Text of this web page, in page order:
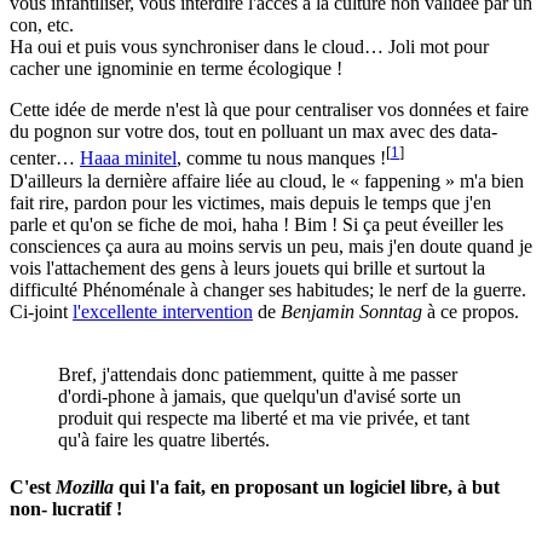
con, etc.
Ha oui et puis vous synchroniser dans le cloud… Joli mot pour
cacher une ignominie en terme écologique !
Cette idée de merde n'est là que pour centraliser vos données et faire
du pognon sur votre dos, tout en polluant un max avec des data-
center… Haaa minitel, comme tu nous manques ![1]
D'ailleurs la dernière affaire liée au cloud, le « fappening » m'a bien
fait rire, pardon pour les victimes, mais depuis le temps que j'en
parle et qu'on se fiche de moi, haha ! Bim ! Si ça peut éveiller les
consciences ça aura au moins servis un peu, mais j'en doute quand je
vois l'attachement des gens à leurs jouets qui brille et surtout la
difficulté Phénoménale à changer ses habitudes; le nerf de la guerre.
Ci-joint l'excellente intervention de Benjamin Sonntag à ce propos.
Bref, j'attendais donc patiemment, quitte à me passer
d'ordi-phone à jamais, que quelqu'un d'avisé sorte un
produit qui respecte ma liberté et ma vie privée, et tant
qu'à faire les quatre libertés.
C'est Mozilla qui l'a fait, en proposant un logiciel libre, à but
non- lucratif !